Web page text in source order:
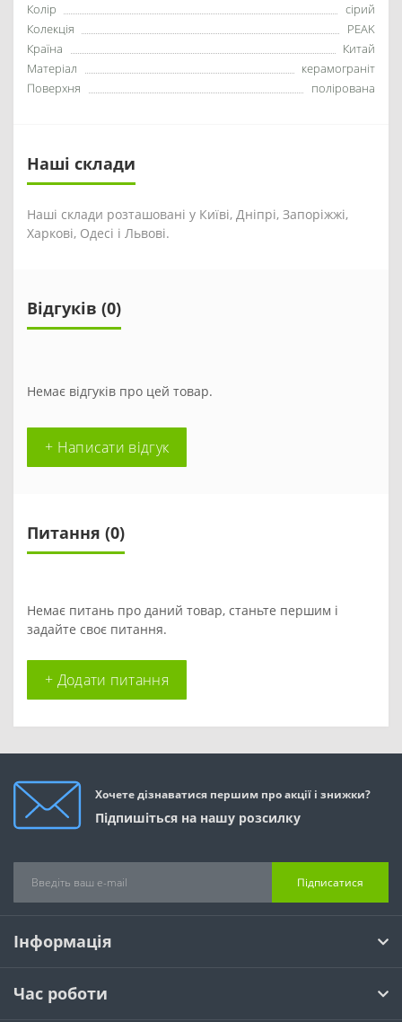
Колір
сірий
Колекція
PEAK
Країна
Китай
Матеріал
керамограніт
Поверхня
полірована
Наші склади
Наші склади розташовані у Київі, Дніпрі, Запоріжжі,
Харкові, Одесі і Львові.
Відгуків (0)
Немає відгуків про цей товар.
+ Написати відгук
Питання (0)
Немає питань про даний товар, станьте першим і
задайте своє питання.
+ Додати питання
Хочете дізнаватися першим про акції і знижки?
Підпишіться на нашу розсилку
Підписатися
Інформація
Час роботи